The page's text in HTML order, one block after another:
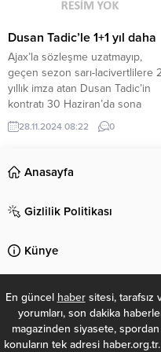
Espinoza), Hajradinovic, Da
Celustka (Dk....
Dusan Tadic’le 1+1 yıl daha
Ajax’la sözleşme uzatmayıp,
geçen sezon sarı-lacivertlilere
yıllık imza atan Dusan Tadic’in
kontratı 30 Haziran’da sona
erecek. İç transferde düğmeye
basan Fenerbahçe, İrfan Can
kaptanıyla da mutlu sona ulaştı.
Takımın oynadığı 77 resmi
gol-24 asistlik
yaşındaki Tadic, 1+1 yıllık
sözleşmeye...
28.11.2024 08:22 0
Anasayfa
Gizlilik Politikası
Künye
En güncel habersitesi, tarafsız
yorumları, son dakika
magazinden siyasete,
konuların tek adresi haber.org.tr.